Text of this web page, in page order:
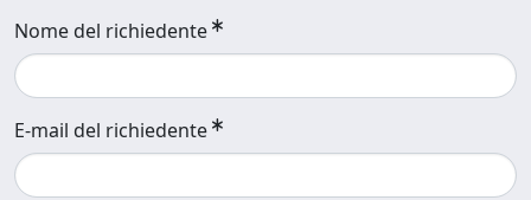
Nome del richiedente
E-mail del richiedente